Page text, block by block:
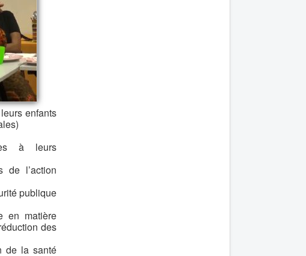
enfants
à leurs
de l’action
publique
en matière
des
de la santé